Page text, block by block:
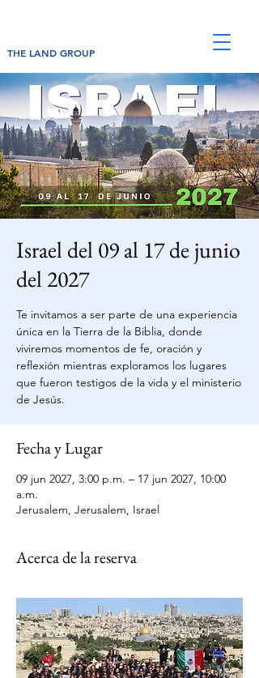
THE LAND GROUP
Israel del 09 al 17 de junio
del 2027
Te invitamos a ser parte de una experiencia
única en la Tierra de la Biblia, donde
viviremos momentos de fe, oración y
reflexión mientras exploramos los lugares
que fueron testigos de la vida y el ministerio
de Jesús.
Fecha y Lugar
09 jun 2027, 3:00 p.m. – 17 jun 2027, 10:00
a.m.
Jerusalem, Jerusalem, Israel
Acerca de la reserva